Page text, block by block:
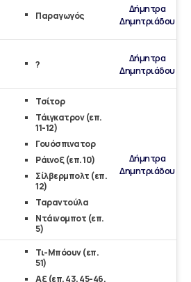
Παραγωγός
Δήμητρα
Δημητριάδου
?
Δήμητρα
Δημητριάδου
Τσίτορ
Τάιγκατρον (επ.
11-12)
Γουόσπινατορ
Ράινοξ (επ. 10)
Σίλβερμπολτ (επ.
12)
Ταραντούλα
Ντάινομποτ (επ.
5)
Δήμητρα
Δημητριάδου
Τι-Μπόουν (επ.
51)
Αξ (επ. 43, 45-46,